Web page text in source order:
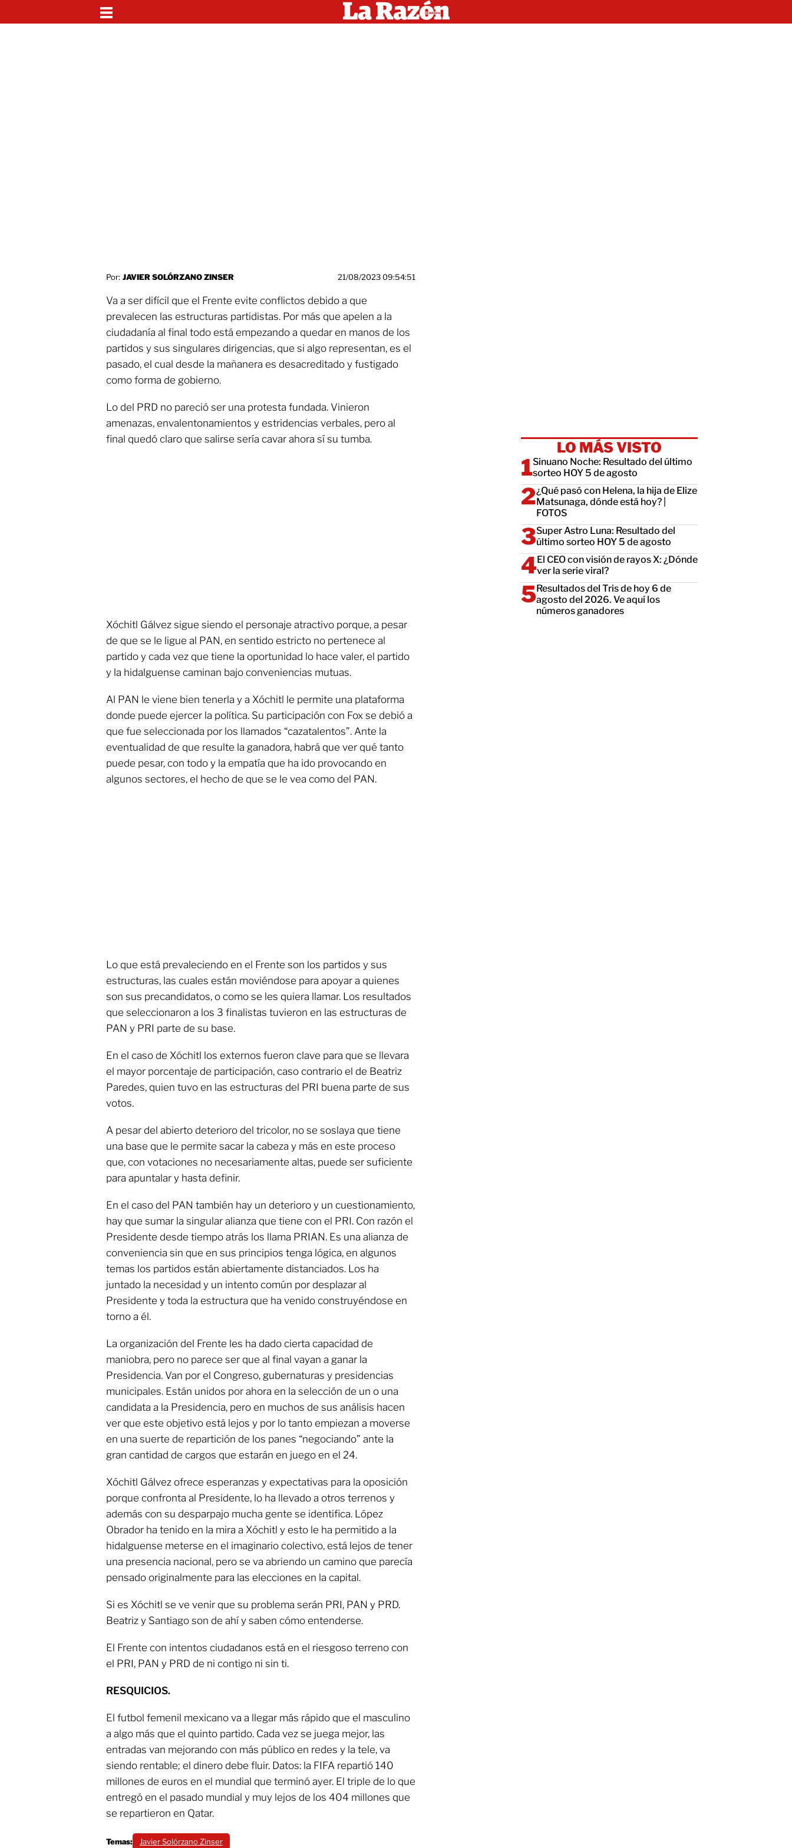
Por: JAVIER SOLÓRZANO ZINSER 21/08/2023 09:54:51
Va a ser difícil que el Frente evite conflictos debido a que
prevalecen las estructuras partidistas. Por más que apelen a la
ciudadanía al final todo está empezando a quedar en manos de los
partidos y sus singulares dirigencias, que si algo representan, es el
pasado, el cual desde la mañanera es desacreditado y fustigado
como forma de gobierno.
Lo del PRD no pareció ser una protesta fundada. Vinieron
amenazas, envalentonamientos y estridencias verbales, pero al
final quedó claro que salirse sería cavar ahora sí su tumba.
Xóchitl Gálvez sigue siendo el personaje atractivo porque, a pesar
de que se le ligue al PAN, en sentido estricto no pertenece al
partido y cada vez que tiene la oportunidad lo hace valer, el partido
y la hidalguense caminan bajo conveniencias mutuas.
Al PAN le viene bien tenerla y a Xóchitl le permite una plataforma
donde puede ejercer la política. Su participación con Fox se debió a
que fue seleccionada por los llamados “cazatalentos”. Ante la
eventualidad de que resulte la ganadora, habrá que ver qué tanto
puede pesar, con todo y la empatía que ha ido provocando en
algunos sectores, el hecho de que se le vea como del PAN.
Lo que está prevaleciendo en el Frente son los partidos y sus
estructuras, las cuales están moviéndose para apoyar a quienes
son sus precandidatos, o como se les quiera llamar. Los resultados
que seleccionaron a los 3 finalistas tuvieron en las estructuras de
PAN y PRI parte de su base.
En el caso de Xóchitl los externos fueron clave para que se llevara
el mayor porcentaje de participación, caso contrario el de Beatriz
Paredes, quien tuvo en las estructuras del PRI buena parte de sus
votos.
A pesar del abierto deterioro del tricolor, no se soslaya que tiene
una base que le permite sacar la cabeza y más en este proceso
que, con votaciones no necesariamente altas, puede ser suficiente
para apuntalar y hasta definir.
En el caso del PAN también hay un deterioro y un cuestionamiento,
hay que sumar la singular alianza que tiene con el PRI. Con razón el
Presidente desde tiempo atrás los llama PRIAN. Es una alianza de
conveniencia sin que en sus principios tenga lógica, en algunos
temas los partidos están abiertamente distanciados. Los ha
juntado la necesidad y un intento común por desplazar al
Presidente y toda la estructura que ha venido construyéndose en
torno a él.
La organización del Frente les ha dado cierta capacidad de
maniobra, pero no parece ser que al final vayan a ganar la
Presidencia. Van por el Congreso, gubernaturas y presidencias
municipales. Están unidos por ahora en la selección de un o una
candidata a la Presidencia, pero en muchos de sus análisis hacen
ver que este objetivo está lejos y por lo tanto empiezan a moverse
en una suerte de repartición de los panes “negociando” ante la
gran cantidad de cargos que estarán en juego en el 24.
Xóchitl Gálvez ofrece esperanzas y expectativas para la oposición
porque confronta al Presidente, lo ha llevado a otros terrenos y
además con su desparpajo mucha gente se identifica. López
Obrador ha tenido en la mira a Xóchitl y esto le ha permitido a la
hidalguense meterse en el imaginario colectivo, está lejos de tener
una presencia nacional, pero se va abriendo un camino que parecía
pensado originalmente para las elecciones en la capital.
Si es Xóchitl se ve venir que su problema serán PRI, PAN y PRD.
Beatriz y Santiago son de ahí y saben cómo entenderse.
El Frente con intentos ciudadanos está en el riesgoso terreno con
el PRI, PAN y PRD de ni contigo ni sin ti.
RESQUICIOS.
El futbol femenil mexicano va a llegar más rápido que el masculino
a algo más que el quinto partido. Cada vez se juega mejor, las
entradas van mejorando con más público en redes y la tele, va
siendo rentable; el dinero debe fluir. Datos: la FIFA repartió 140
millones de euros en el mundial que terminó ayer. El triple de lo que
entregó en el pasado mundial y muy lejos de los 404 millones que
se repartieron en Qatar.
Temas: Javier Solórzano Zinser
LO MÁS VISTO
Sinuano Noche: Resultado del último
sorteo HOY 5 de agosto
¿Qué pasó con Helena, la hija de Elize
Matsunaga, dónde está hoy? |
FOTOS
Super Astro Luna: Resultado del
último sorteo HOY 5 de agosto
El CEO con visión de rayos X: ¿Dónde
ver la serie viral?
Resultados del Tris de hoy 6 de
agosto del 2026. Ve aquí los
números ganadores